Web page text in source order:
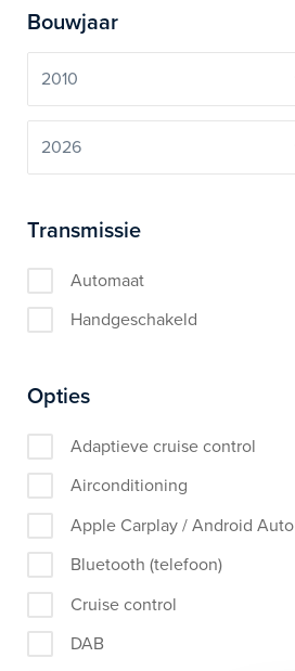
Bouwjaar
Transmissie
Automaat
Handgeschakeld
Opties
Adaptieve cruise control
Airconditioning
Apple Carplay / Android Auto
Bluetooth (telefoon)
Cruise control
DAB